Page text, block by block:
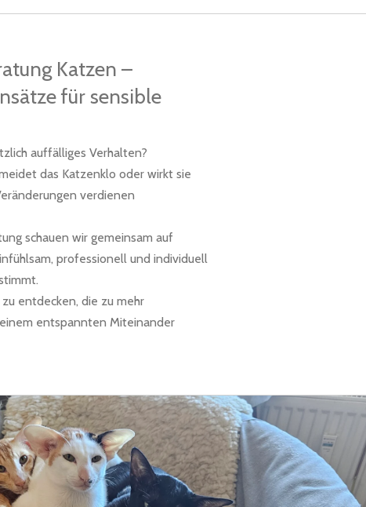
Katzen –
für sensible
auffälliges Verhalten?
das Katzenklo oder wirkt sie
verdienen
schauen wir gemeinsam auf
professionell und individuell
entdecken, die zu mehr
entspannten Miteinander